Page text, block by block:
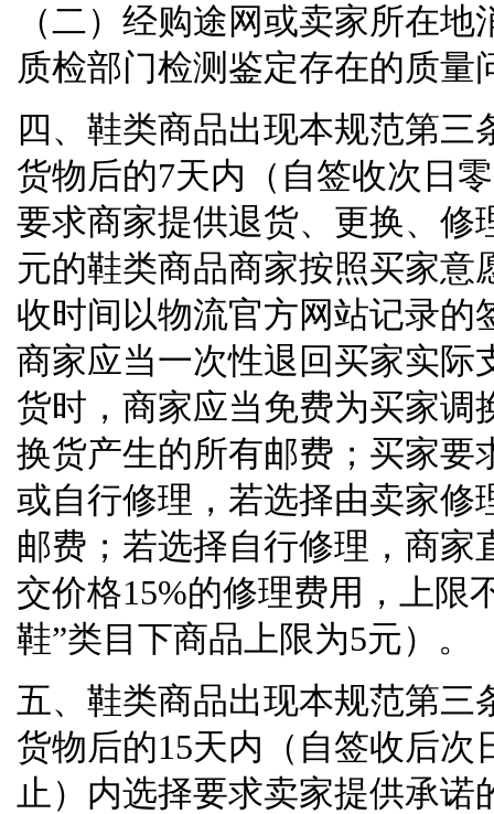
（二）经购途网或卖家所在
质检部门检测鉴定存在的质量
四、鞋类商品出现本规范第
货物后的7天内（自签收次日
要求商家提供退货、更换、修
元的鞋类商品商家按照买家
收时间以物流官方网站记录
商家应当一次性退回买家实际
货时，商家应当免费为买家
换货产生的所有邮费；买家要
或自行修理，若选择由卖家修
邮费；若选择自行修理，商
交价格15%的修理费用，上限
鞋”类目下商品上限为5元）。
五、鞋类商品出现本规范第
货物后的15天内（自签收后次
止）内选择要求卖家提供承